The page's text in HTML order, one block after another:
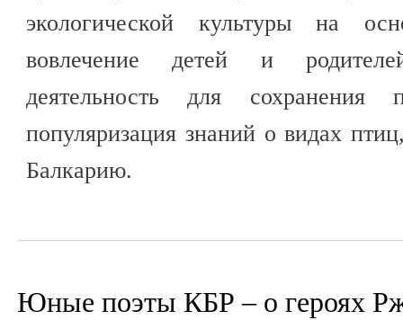
экологической культуры на
вовлечение детей и
деятельность для сохранения
популяризация знаний о видах
Балкарию.
Юные поэты КБР – о героях